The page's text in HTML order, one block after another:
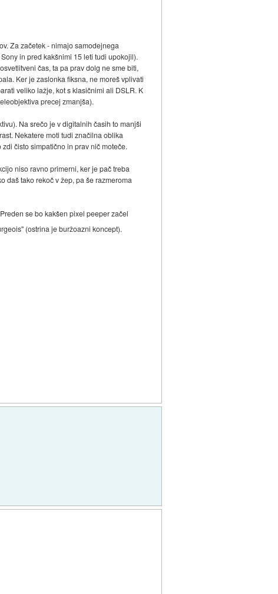
Za začetek - nimajo samodejnega
in pred kakšnimi 15 leti tudi upokojil).
čas, ta pa prav dolg ne sme biti,
Ker je zaslonka fiksna, ne moreš vplivati
veliko lažje, kot s klasičnimi ali DSLR. K
precej zmanjša).
Na srečo je v digitalnih časih to manjši
Nekatere moti tudi značilna oblika
čisto simpatično in prav nič moteče.
niso ravno primerni, ker je pač treba
daš tako rekoč v žep, pa še razmeroma
se bo kakšen pixel peeper začel
(ostrina je buržoazni koncept).